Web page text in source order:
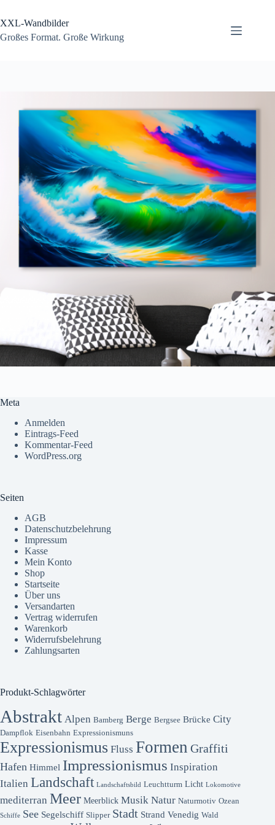
springen
XXL-Wandbilder
Großes Format. Große Wirkung
Meta
Anmelden
Eintrags-Feed
Kommentar-Feed
WordPress.org
Seiten
AGB
Datenschutzbelehrung
Impressum
Kasse
Mein Konto
Shop
Startseite
Über uns
Versandarten
Vertrag widerrufen
Warenkorb
Widerrufsbelehrung
Zahlungsarten
Produkt-Schlagwörter
Abstrakt Alpen Bamberg Berge Bergsee Brücke City
Dampflok Eisenbahn Expressionismuns
Expressionismus Fluss Formen Graffiti
Hafen Himmel Impressionismus Inspiration
Italien Landschaft Landschaftsbild Leuchtturm Licht Lokomotive
mediterran Meer Meerblick Musik Natur Naturmotiv Ozean
Schiffe See Segelschiff Slipper Stadt Strand Venedig Wald